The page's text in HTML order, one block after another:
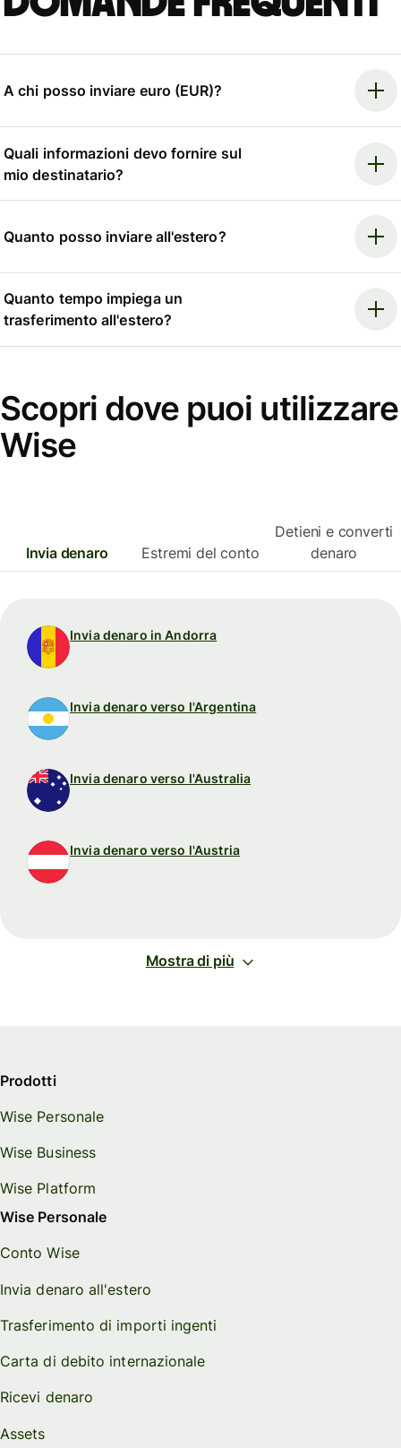
A chi posso inviare euro (EUR)?
Quali informazioni devo fornire sul
mio destinatario?
Quanto posso inviare all'estero?
Quanto tempo impiega un
trasferimento all'estero?
Scopri dove puoi utilizzare
Wise
Invia denaro Estremi del conto
Detieni e converti
denaro
Invia denaro in Andorra
Invia denaro verso l'Argentina
Invia denaro verso l'Australia
Invia denaro verso l'Austria
Mostra di più
Prodotti
Wise Personale
Wise Business
Wise Platform
Wise Personale
Conto Wise
Invia denaro all'estero
Trasferimento di importi ingenti
Carta di debito internazionale
Ricevi denaro
Assets